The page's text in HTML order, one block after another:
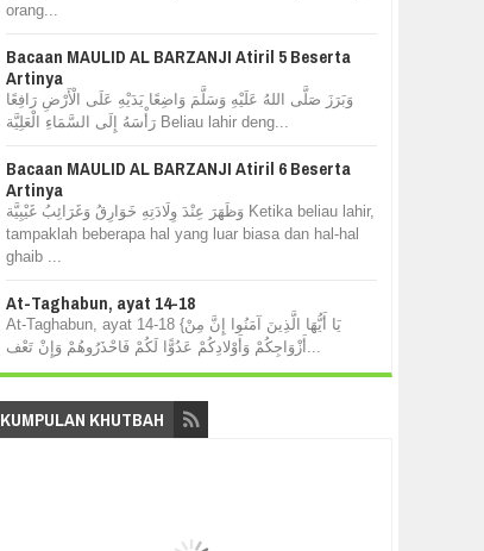
orang...
Bacaan MAULID AL BARZANJI Atiril 5 Beserta
Artinya
وَبَرَزَ صَلَّى اللهُ عَلَيْهِ وَسَلَّمَ وَاضِعًا يَدَيْهِ عَلَى الْأَرْضِ رَافِعًا
رَأْسَهُ إِلَى السَّمَاءِ الْعَلِيَّة Beliau lahir deng...
Bacaan MAULID AL BARZANJI Atiril 6 Beserta
Artinya
وَظَهَرَ عِنْدَ وِلَادَتِهِ خَوَارِقُ وَغَرَائِبُ غَيْبِيَّة Ketika beliau lahir,
tampaklah beberapa hal yang luar biasa dan hal-hal
ghaib ...
At-Taghabun, ayat 14-18
At-Taghabun, ayat 14-18 {يَا أَيُّهَا الَّذِينَ آمَنُوا إِنَّ مِنْ
أَزْوَاجِكُمْ وَأَوْلادِكُمْ عَدُوًّا لَكُمْ فَاحْذَرُوهُمْ وَإِنْ تَعْف...
KUMPULAN KHUTBAH